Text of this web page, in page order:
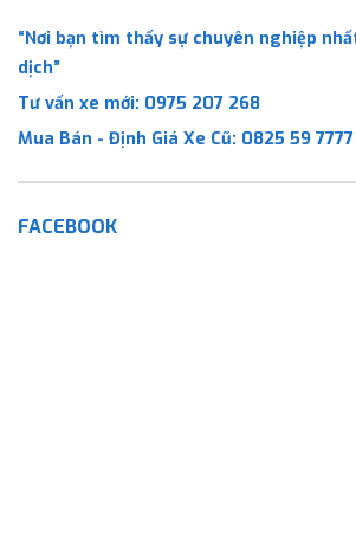
“Nơi bạn tìm thấy sự chuyên nghiệp
dịch”
Tư vấn xe mới: 0975 207 268
Mua Bán - Định Giá Xe Cũ: 0825 59 7777
FACEBOOK